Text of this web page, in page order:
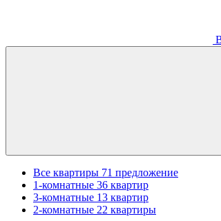
Все квартиры 71 предложение
1-комнатные 36 квартир
3-комнатные 13 квартир
2-комнатные 22 квартиры